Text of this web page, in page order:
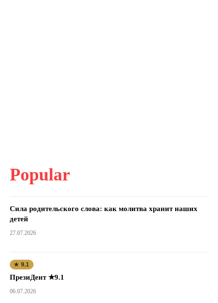
Popular
Сила родительского слова: как молитва хранит наших
детей
27.07.2026
★ 9.1
ПрезиДент ★9.1
06.07.2026